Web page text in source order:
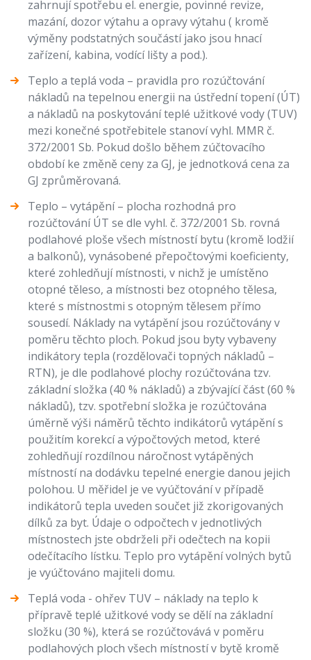
zahrnují spotřebu el. energie, povinné revize,
mazání, dozor výtahu a opravy výtahu ( kromě
výměny podstatných součástí jako jsou hnací
zařízení, kabina, vodící lišty a pod.).
Teplo a teplá voda – pravidla pro rozúčtování
nákladů na tepelnou energii na ústřední topení (ÚT)
a nákladů na poskytování teplé užitkové vody (TUV)
mezi konečné spotřebitele stanoví vyhl. MMR č.
372/2001 Sb. Pokud došlo během zúčtovacího
období ke změně ceny za GJ, je jednotková cena za
GJ zprůměrovaná.
Teplo – vytápění – plocha rozhodná pro
rozúčtování ÚT se dle vyhl. č. 372/2001 Sb. rovná
podlahové ploše všech místností bytu (kromě lodžií
a balkonů), vynásobené přepočtovými koeficienty,
které zohledňují místnosti, v nichž je umístěno
otopné těleso, a místnosti bez otopného tělesa,
které s místnostmi s otopným tělesem přímo
sousedí. Náklady na vytápění jsou rozúčtovány v
poměru těchto ploch. Pokud jsou byty vybaveny
indikátory tepla (rozdělovači topných nákladů –
RTN), je dle podlahové plochy rozúčtována tzv.
základní složka (40 % nákladů) a zbývající část (60 %
nákladů), tzv. spotřební složka je rozúčtována
úměrně výši náměrů těchto indikátorů vytápění s
použitím korekcí a výpočtových metod, které
zohledňují rozdílnou náročnost vytápěných
místností na dodávku tepelné energie danou jejich
polohou. U měřidel je ve vyúčtování v případě
indikátorů tepla uveden součet již zkorigovaných
dílků za byt. Údaje o odpočtech v jednotlivých
místnostech jste obdrželi při odečtech na kopii
odečítacího lístku. Teplo pro vytápění volných bytů
je vyúčtováno majiteli domu.
Teplá voda - ohřev TUV – náklady na teplo k
přípravě teplé užitkové vody se dělí na základní
složku (30 %), která se rozúčtovává v poměru
podlahových ploch všech místností v bytě kromě